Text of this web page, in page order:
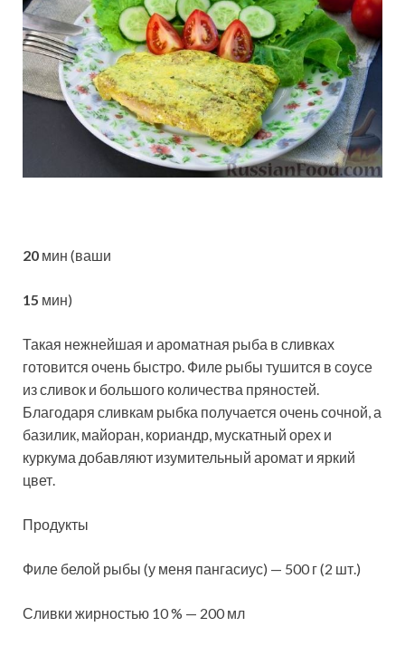
20 мин (ваши
15 мин)
Такая нежнейшая и ароматная рыба в сливках
готовится очень быстро. Филе рыбы тушится в соусе
из сливок и большого количества пряностей.
Благодаря сливкам рыбка получается очень сочной, а
базилик, майоран, кориандр, мускатный орех и
куркума добавляют изумительный аромат и яркий
цвет.
Продукты
Филе белой рыбы (у меня пангасиус) — 500 г (2 шт.)
Сливки жирностью 10 % — 200 мл